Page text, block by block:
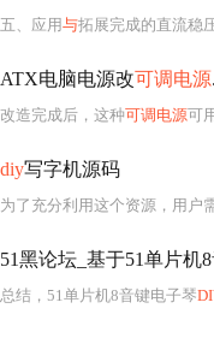
五、应用与拓展完成的直流稳
ATX电脑电源改可调电源
改造完成后，这种可调电源可用
diy写字机源码
51黑论坛_基于51单片机
总结，51单片机8音键电子琴